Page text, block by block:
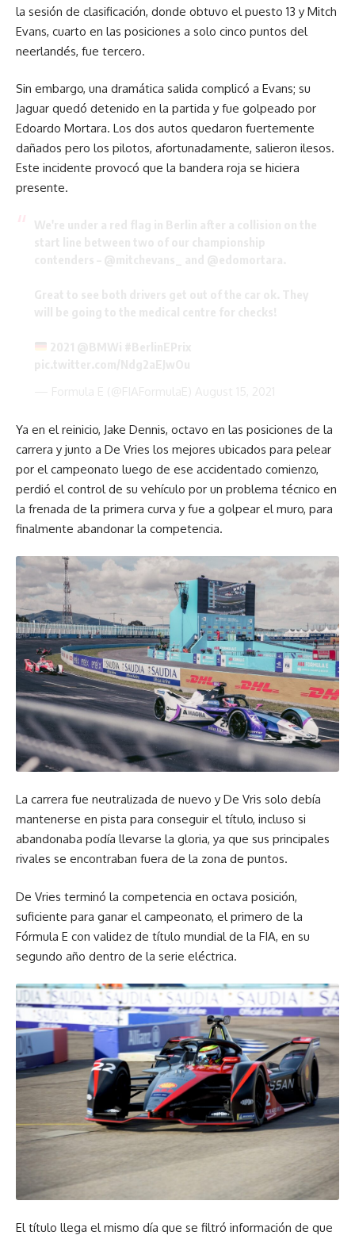
la sesión de clasificación, donde obtuvo el puesto 13 y Mitch
Evans, cuarto en las posiciones a solo cinco puntos del
neerlandés, fue tercero.
Sin embargo, una dramática salida complicó a Evans; su
Jaguar quedó detenido en la partida y fue golpeado por
Edoardo Mortara. Los dos autos quedaron fuertemente
dañados pero los pilotos, afortunadamente, salieron ilesos.
Este incidente provocó que la bandera roja se hiciera
presente.
Ya en el reinicio, Jake Dennis, octavo en las posiciones de la
carrera y junto a De Vries los mejores ubicados para pelear
por el campeonato luego de ese accidentado comienzo,
perdió el control de su vehículo por un problema técnico en
la frenada de la primera curva y fue a golpear el muro, para
finalmente abandonar la competencia.
La carrera fue neutralizada de nuevo y De Vris solo debía
mantenerse en pista para conseguir el título, incluso si
abandonaba podía llevarse la gloria, ya que sus principales
rivales se encontraban fuera de la zona de puntos.
De Vries terminó la competencia en octava posición,
suficiente para ganar el campeonato, el primero de la
Fórmula E con validez de título mundial de la FIA, en su
segundo año dentro de la serie eléctrica.
El título llega el mismo día que se filtró información de que